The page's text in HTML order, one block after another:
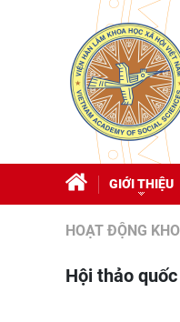
GIỚI THIỆU
HOẠT ĐỘNG
Hội thảo